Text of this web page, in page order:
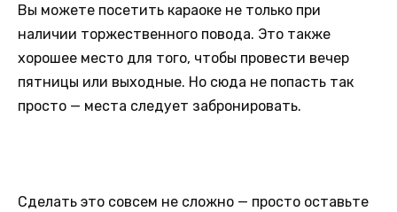
Вы можете посетить караоке не только при
наличии торжественного повода. Это также
хорошее место для того, чтобы провести вечер
пятницы или выходные. Но сюда не попасть так
просто — места следует забронировать.
Сделать это совсем не сложно — просто оставьте